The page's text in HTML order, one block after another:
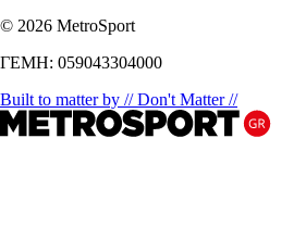
© 2026 MetroSport
ΓΕΜΗ: 059043304000
Built to matter by // Don't Matter //